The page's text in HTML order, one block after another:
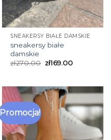
SNEAKERSY BIAŁE DAMSKIE
sneakersy białe
damskie
zł270.00 zł169.00
Promocja!